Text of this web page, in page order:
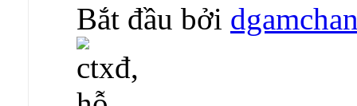
Bắt đầu bởi